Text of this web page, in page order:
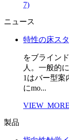
7)
ニュース
特性の床ス
をブライン
人。一般的
1はバー型案
にmo...
製品